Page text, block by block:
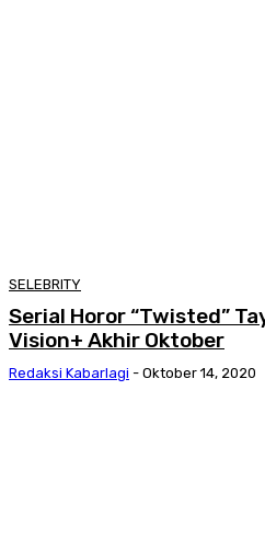
SELEBRITY
Serial Horor “Twisted”
Vision+ Akhir Oktober
Redaksi Kabarlagi - Oktober 14, 2020